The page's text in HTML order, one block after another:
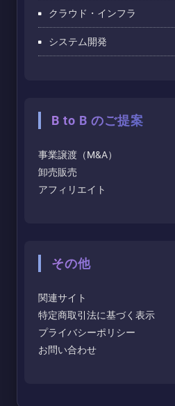
クラウド・インフラ
システム開発
B to B のご提案
事業譲渡（M&A）
卸売販売
アフィリエイト
その他
関連サイト
特定商取引法に基づく表示
プライバシーポリシー
お問い合わせ